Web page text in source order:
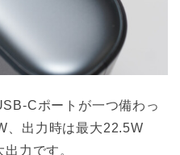
Cポートが一つ備わっ
、出力時は最大22.5W
力です。